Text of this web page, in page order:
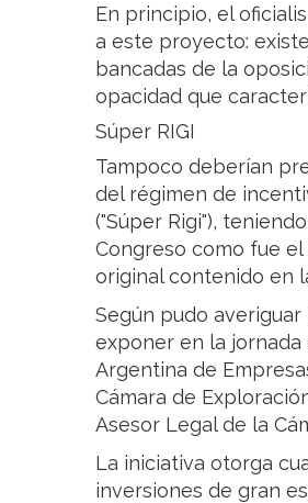
En principio, el
a este proyecto:
bancadas de la
opacidad que
Súper RIGI
Tampoco deberían
del régimen de
("Súper Rigi"),
Congreso como fue
original contenido en
Según pudo
exponer en la
Argentina de
Cámara de
Asesor Legal de la
La iniciativa otorga
inversiones de gran